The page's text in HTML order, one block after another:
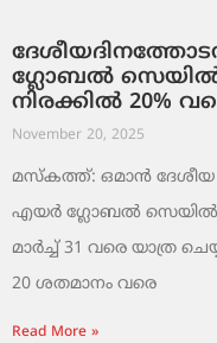
ഗ്ലോബൽ സെയിൽ
നിരക്കിൽ 20%
November 20, 2025
മസ്‌കത്ത്: ഒമാൻ ദേശീയ
എയർ ഗ്ലോബൽ സെയിൽ
മാർച്ച് 31 വരെ യാത്ര
20 ശതമാനം വരെ
Read More »